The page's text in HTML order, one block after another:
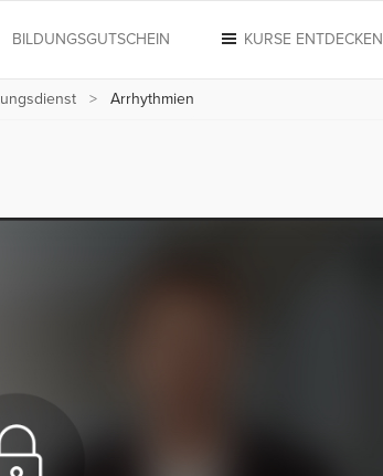
KURSE ENTDECKEN
BILDUNGSGUTSCHEIN
Arrhythmien